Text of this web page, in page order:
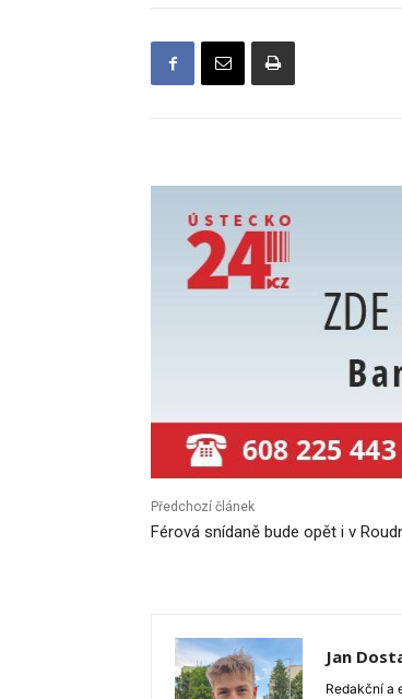
Předchozí článek
Férová snídaně bude opět i v
Jan
Redakční a